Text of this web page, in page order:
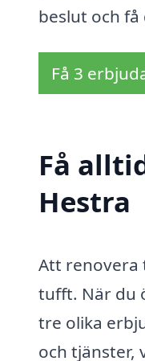
beslut och
Få 3
Få
Hestra
Att renovera
tufft. När du
tre olika
och tjänster,